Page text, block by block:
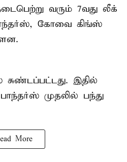
வரும் 7வது லீக்
கோவை கிங்ஸ்
இதில்
முதலில் பந்து
More